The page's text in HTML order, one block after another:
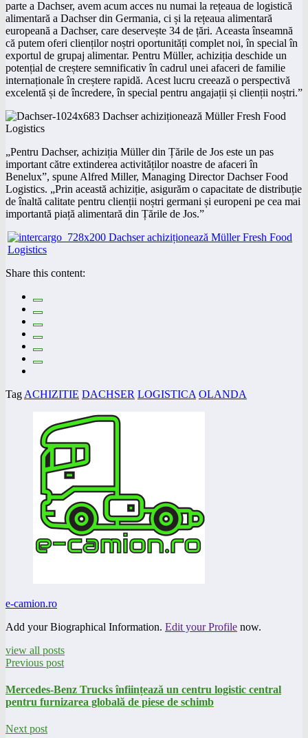
parte a Dachser, avem acum acces nu numai la rețeaua de logistică
alimentară a Dachser din Germania, ci și la rețeaua alimentară
europeană a Dachser, care deservește 34 de țări. Aceasta înseamnă
că putem oferi clienților noștri oportunități complet noi, în special în
exportul de grupaj alimentar. Pentru Müller, achiziția deschide un
potențial de creștere semnificativ în cadrul unei afaceri de familie
internaționale în creștere rapidă. Acest lucru creează o perspectivă
excelentă și de încredere, în special pentru angajații și clienții noștri.”
„Pentru Dachser, achiziția Müller din Țările de Jos este un pas
important către extinderea activităților noastre de afaceri în
Benelux”, spune Alfred Miller, Managing Director Dachser Food
Logistics. „Prin această achiziție, asigurăm o capacitate de distribuție
de înaltă calitate pentru clienții noștri germani și europeni pe cea mai
importantă piață alimentară din Țările de Jos.”
Share this content:
Tag ACHIZITIE DACHSER LOGISTICA OLANDA
e-camion.ro
Add your Biographical Information. Edit your Profile now.
view all posts
Previous post
Mercedes-Benz Trucks înființează un centru logistic central
pentru furnizarea globală de piese de schimb
Next post